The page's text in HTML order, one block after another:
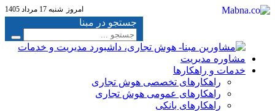
شنبه 17 مرداد 1405 امروز
جستجو در مبنا
خدمات و راهکارها
راهکارهای تخصصی هوش تجاری
راهکارهای عمومی هوش تجاری
راهکارهای بانکی